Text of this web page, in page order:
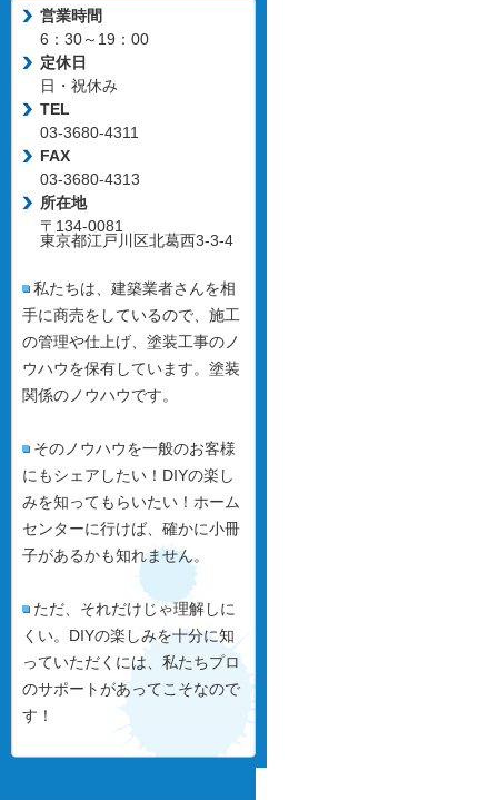
営業時間
6：30～19：00
定休日
日・祝休み
TEL
03-3680-4311
FAX
03-3680-4313
所在地
〒134-0081
東京都江戸川区北葛西3-3-4
私たちは、建築業者さんを相
手に商売をしているので、施工
の管理や仕上げ、塗装工事のノ
ウハウを保有しています。塗装
関係のノウハウです。
そのノウハウを一般のお客様
にもシェアしたい！DIYの楽し
みを知ってもらいたい！ホーム
センターに行けば、確かに小冊
子があるかも知れません。
ただ、それだけじゃ理解しに
くい。DIYの楽しみを十分に知
っていただくには、私たちプロ
のサポートがあってこそなので
す！